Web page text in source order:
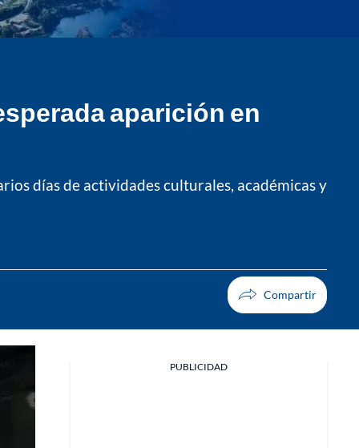
aparición en
días de actividades culturales, académicas y
PUBLICIDAD